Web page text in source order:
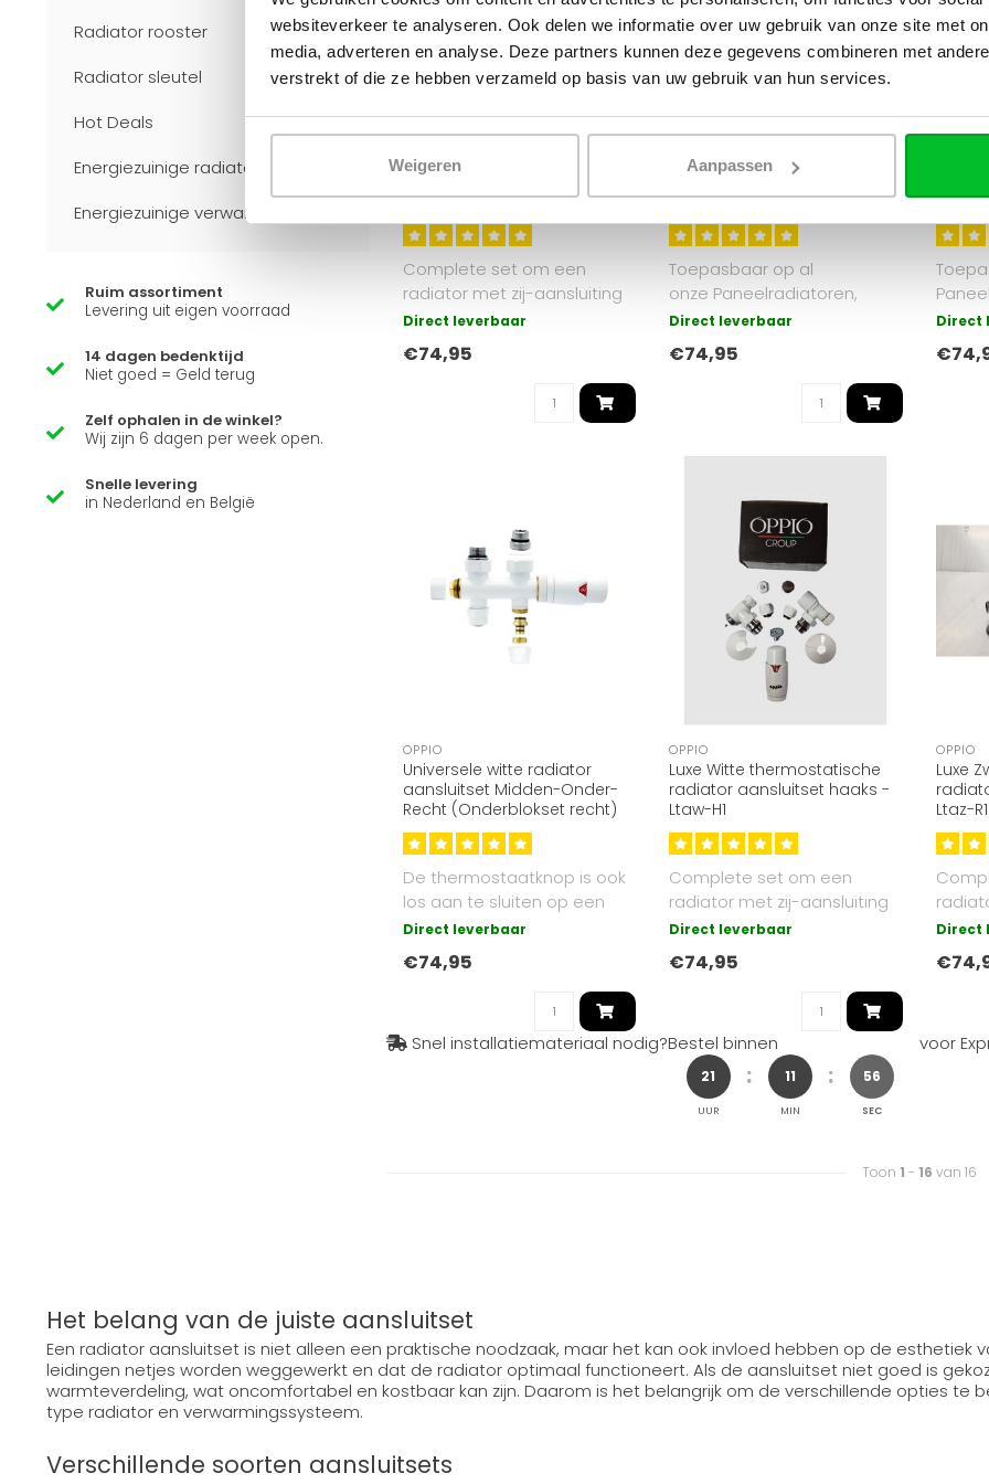
websiteverkeer te analyseren. Ook delen we informatie over uw gebruik van onze site met
media, adverteren en analyse. Deze partners kunnen deze gegevens combineren met
verstrekt of die ze hebben verzameld op basis van uw gebruik van hun services.
Weigeren Aanpassen
Radiator rooster
Radiator sleutel
Hot Deals
Energiezuinige radiatoren
Energiezuinige verwarming
Ruim assortiment
Levering uit eigen voorraad
14 dagen bedenktijd
Niet goed = Geld terug
Zelf ophalen in de winkel?
Wij zijn 6 dagen per week open.
Snelle levering
in Nederland en België
OPPIO
Luxe Witte thermostatische
radiator aansluitset recht -
LTAW-R1
Complete set om een
radiator met zij-aansluiting
aan te sluiten. Geschikt voor
Direct leverbaar
€74,95
OPPIO
Universele radiator
aansluitset Zwart (midden-
onder-recht) onderblokset
Toepasbaar op al
onze Paneelradiatoren,
Verticale radiatoren en
Handdoekradiato..
Direct leverbaar
€74,95
OPPIO
Direct
OPPIO
Universele witte radiator
aansluitset Midden-Onder-
Recht (Onderblokset recht)
De thermostaatknop is ook
los aan te sluiten op een
andere aansluitpunt
middels ..
Direct leverbaar
€74,95
OPPIO
Luxe Witte thermostatische
radiator aansluitset haaks -
Ltaw-H1
Complete set om een
radiator met zij-aansluiting
aan te sluiten. Geschikt voor
z..
Direct leverbaar
€74,95
OPPIO
Luxe
Ltaz-R1
aan
z..
Direct
Snel installatiemateriaal nodig?Bestel binnen
21
UUR
11
MIN
55
SEC
voor
Toon 1 - 16 van 16
Het belang van de juiste aansluitset
Een radiator aansluitset is niet alleen een praktische noodzaak, maar het kan ook invloed hebben op de esthetiek
leidingen netjes worden weggewerkt en dat de radiator optimaal functioneert. Als de aansluitset niet goed is
warmteverdeling, wat oncomfortabel en kostbaar kan zijn. Daarom is het belangrijk om de verschillende opties te
type radiator en verwarmingssysteem.
Verschillende soorten aansluitsets